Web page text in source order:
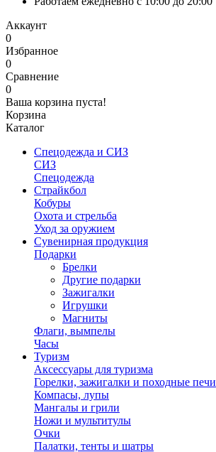
Аккаунт
0
Избранное
0
Сравнение
0
Ваша корзина пуста!
Корзина
Каталог
Спецодежда и СИЗ
СИЗ
Спецодежда
Страйкбол
Кобуры
Охота и стрельба
Уход за оружием
Сувенирная продукция
Подарки
Брелки
Другие подарки
Зажигалки
Игрушки
Магниты
Флаги, вымпелы
Часы
Туризм
Аксессуары для туризма
Горелки, зажигалки и походные печи
Компасы, лупы
Мангалы и грили
Ножи и мультитулы
Очки
Палатки, тенты и шатры